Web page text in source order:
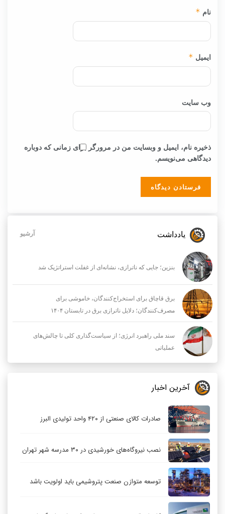
نام *
ایمیل *
وب‌ سایت
ذخیره نام، ایمیل و وبسایت من در مرورگر برای زمانی که دوباره
دیدگاهی می‌نویسم.
یادداشت آرشیو
بنزین؛ جایی که ناترازی، نشانه‌ای از غفلت استراتژیک شد
برق قاچاق برای استخراج‌کنندگان، خاموشی برای
مصرف‌کنندگان؛ دلایل ناترازی برق در تابستان ۱۴۰۴
سند ملی راهبرد انرژی؛ از سیاست‌گذاری کلی تا چالش‌های
عملیاتی
آخرین اخبار
صادرات کالای صنعتی از ۴۲۰ واحد تولیدی البرز
نصب نیروگاه‌های خورشیدی در ۳۰ مدرسه شهر تهران
توسعه متوازن صنعت پتروشیمی باید اولویت باشد